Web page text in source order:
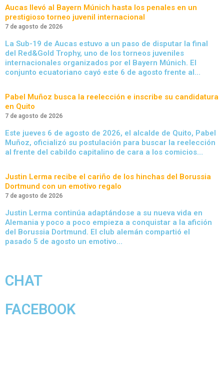
Aucas llevó al Bayern Múnich hasta los penales en un
prestigioso torneo juvenil internacional
7 de agosto de 2026
La Sub-19 de Aucas estuvo a un paso de disputar la final
del Red&Gold Trophy, uno de los torneos juveniles
internacionales organizados por el Bayern Múnich. El
conjunto ecuatoriano cayó este 6 de agosto frente al…
Pabel Muñoz busca la reelección e inscribe su candidatura
en Quito
7 de agosto de 2026
Este jueves 6 de agosto de 2026, el alcalde de Quito, Pabel
Muñoz, oficializó su postulación para buscar la reelección
al frente del cabildo capitalino de cara a los comicios…
Justin Lerma recibe el cariño de los hinchas del Borussia
Dortmund con un emotivo regalo
7 de agosto de 2026
Justin Lerma continúa adaptándose a su nueva vida en
Alemania y poco a poco empieza a conquistar a la afición
del Borussia Dortmund. El club alemán compartió el
pasado 5 de agosto un emotivo…
CHAT
FACEBOOK